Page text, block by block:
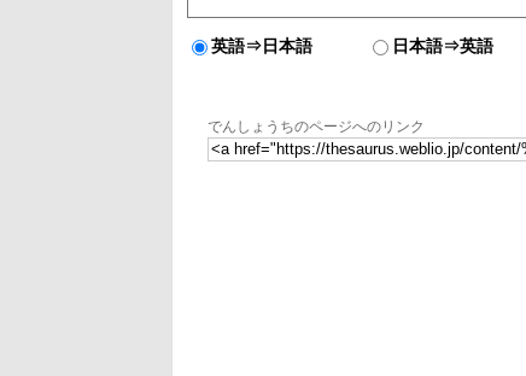
英語⇒日本語 日本語⇒英語
でんしょうちのページへのリンク